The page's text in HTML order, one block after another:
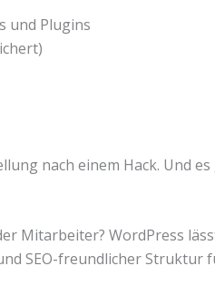
und Plugins
nach einem Hack. Und
Mitarbeiter? WordPress
SEO-freundlicher Struktur